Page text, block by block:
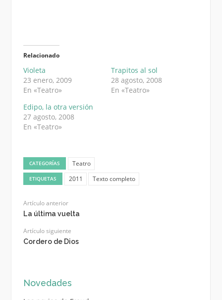
Relacionado
Violeta
23 enero, 2009
En «Teatro»
Trapitos al sol
28 agosto, 2008
En «Teatro»
Edipo, la otra versión
27 agosto, 2008
En «Teatro»
CATEGORÍAS Teatro
ETIQUETAS 2011 Texto completo
Artículo anterior
La última vuelta
Artículo siguiente
Cordero de Dios
Novedades